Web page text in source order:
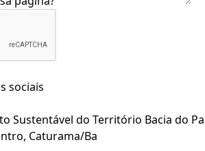
sociais
Sustentável do Território Bacia do
Caturama/Ba